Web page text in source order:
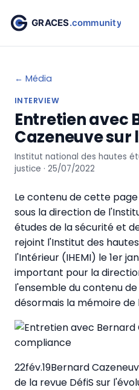
← Média
INTERVIEW
Entretien avec
Cazeneuve
Institut national des hautes
justice · 25/07/2022
Le contenu de cette
sous la direction de
études de la sécurité et
rejoint l'Institut des
l'Intérieur (IHEMI) le 1er
important pour la
l'ensemble du contenu de
désormais la mémoire de
22fév.19Bernard
de la revue DéfiS sur